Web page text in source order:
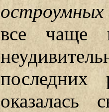
остроумных
все чаще
оказалась